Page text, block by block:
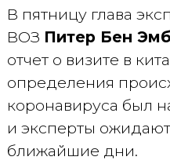
В пятницу глава
ВОЗ Питер Бен
отчет о визите в
определения
коронавируса был
и эксперты
ближайшие дни.